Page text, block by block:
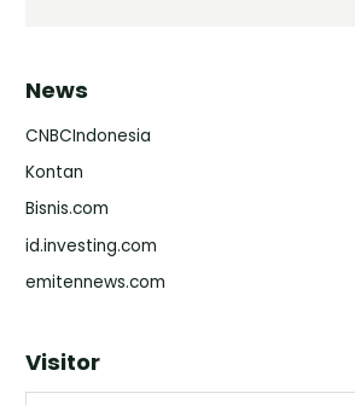
News
CNBCIndonesia
Kontan
Bisnis.com
id.investing.com
emitennews.com
Visitor